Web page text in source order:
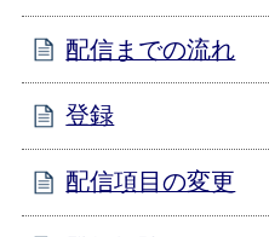
配信までの流れ
登録
配信項目の変更